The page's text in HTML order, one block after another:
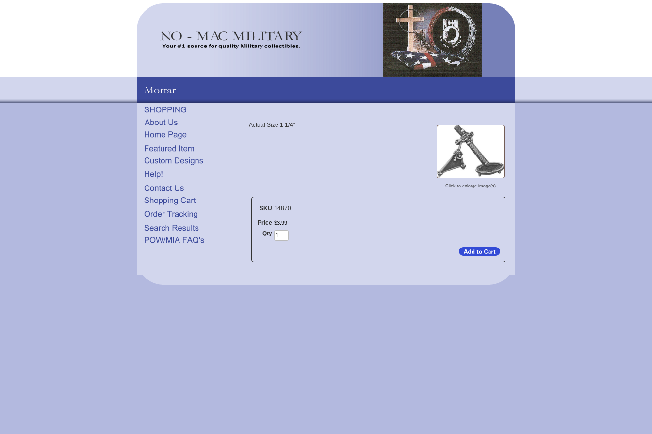
Click to enlarge image(s)
Actual Size 1 1/4"
SKU 14870
Price $3 99
Qty